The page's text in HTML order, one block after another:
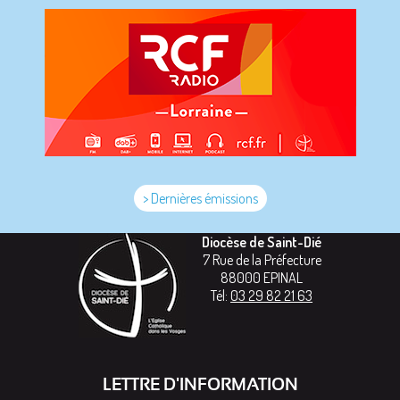
> Dernières émissions
Diocèse de Saint-Dié
7 Rue de la Préfecture
88000 EPINAL
Tél: 03 29 82 21 63
LETTRE D'INFORMATION